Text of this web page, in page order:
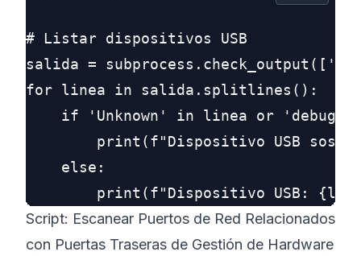
# Listar dispositivos USB
salida =
for linea in salida.splitlines():
if 'Unknown' in linea or 'debug'
print(f"Dispositivo USB
    else:
Script: Escanear Puertos de Red Relacionados
con Puertas Traseras de Gestión de Hardware